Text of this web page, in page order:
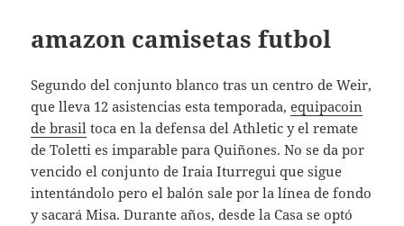
amazon camisetas futbol
Segundo del conjunto blanco tras un centro de Weir,
que lleva 12 asistencias esta temporada,equipacoin
de brasil toca en la defensa del Athletic y el remate
de Toletti es imparable para Quiñones. No se da por
vencido el conjunto de Iraia Iturregui que sigue
intentándolo pero el balón sale por la línea de fondo
y sacará Misa. Durante años, desde la Casa se optó